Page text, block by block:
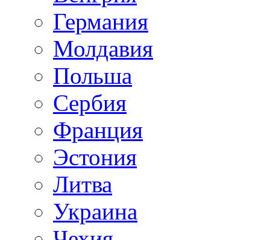
Германия
Молдавия
Польша
Сербия
Франция
Эстония
Литва
Украина